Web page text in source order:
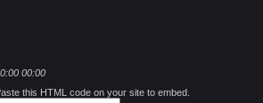
00:00
this HTML code on your site to embed.